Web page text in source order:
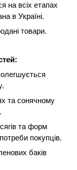
на всіх етапах
в Україні.
товари.
та сонячному
та форм
покупців.
баків